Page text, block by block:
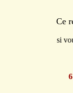
Ce
si